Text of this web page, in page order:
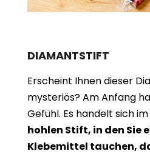
DIAMANTSTIFT
Erscheint Ihnen dieser
mysteriös? Am Anfang
Gefühl. Es handelt sich
hohlen Stift, in den Sie
Klebemittel tauchen,